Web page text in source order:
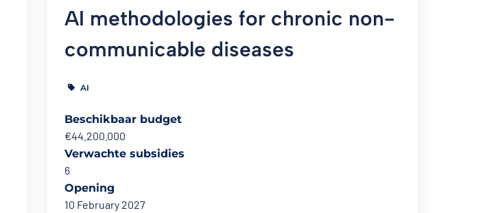
AI methodologies for chronic non-
communicable diseases
AI
Beschikbaar budget
€44.200.000
Verwachte subsidies
6
Opening
10 February 2027